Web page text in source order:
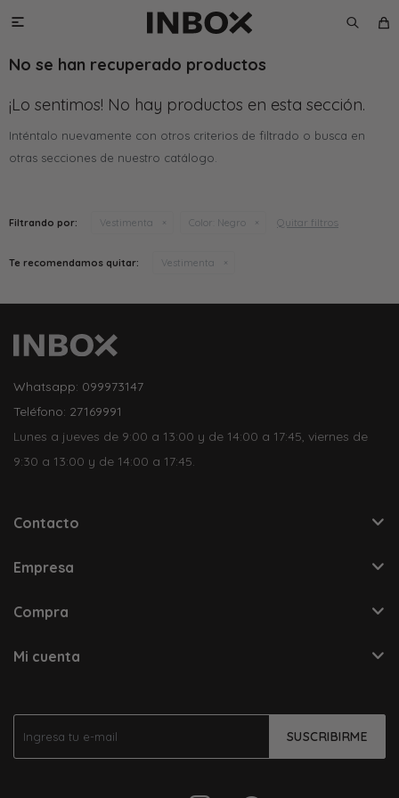

No se han recuperado productos
¡Lo sentimos! No hay productos en esta sección.
Inténtalo nuevamente con otros criterios de filtrado o busca en
otras secciones de nuestro catálogo.
Filtrando por: Vestimenta Color: Negro Quitar filtros
Te recomendamos quitar: Vestimenta
SUSCRIBIRME
Whatsapp: 099973147
Teléfono: 27169991
Lunes a jueves de 9:00 a 13:00 y de 14:00 a 17:45, viernes de
9:30 a 13:00 y de 14:00 a 17:45.
Contacto
Empresa
Compra
Mi cuenta